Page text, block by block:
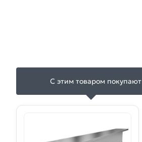
С этим товаром покупают